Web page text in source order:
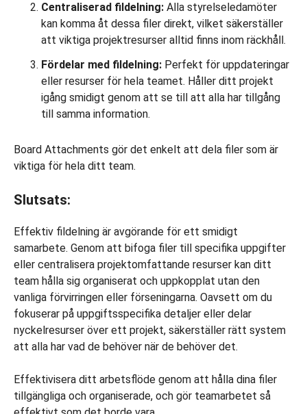
Centraliserad fildelning: Alla styrelseledamöter
kan komma åt dessa filer direkt, vilket säkerställer
att viktiga projektresurser alltid finns inom räckhåll.
Fördelar med fildelning: Perfekt för uppdateringar
eller resurser för hela teamet. Håller ditt projekt
igång smidigt genom att se till att alla har tillgång
till samma information.
Board Attachments gör det enkelt att dela filer som är
viktiga för hela ditt team.
Slutsats:
Effektiv fildelning är avgörande för ett smidigt
samarbete. Genom att bifoga filer till specifika uppgifter
eller centralisera projektomfattande resurser kan ditt
team hålla sig organiserat och uppkopplat utan den
vanliga förvirringen eller förseningarna. Oavsett om du
fokuserar på uppgiftsspecifika detaljer eller delar
nyckelresurser över ett projekt, säkerställer rätt system
att alla har vad de behöver när de behöver det.
Effektivisera ditt arbetsflöde genom att hålla dina filer
tillgängliga och organiserade, och gör teamarbetet så